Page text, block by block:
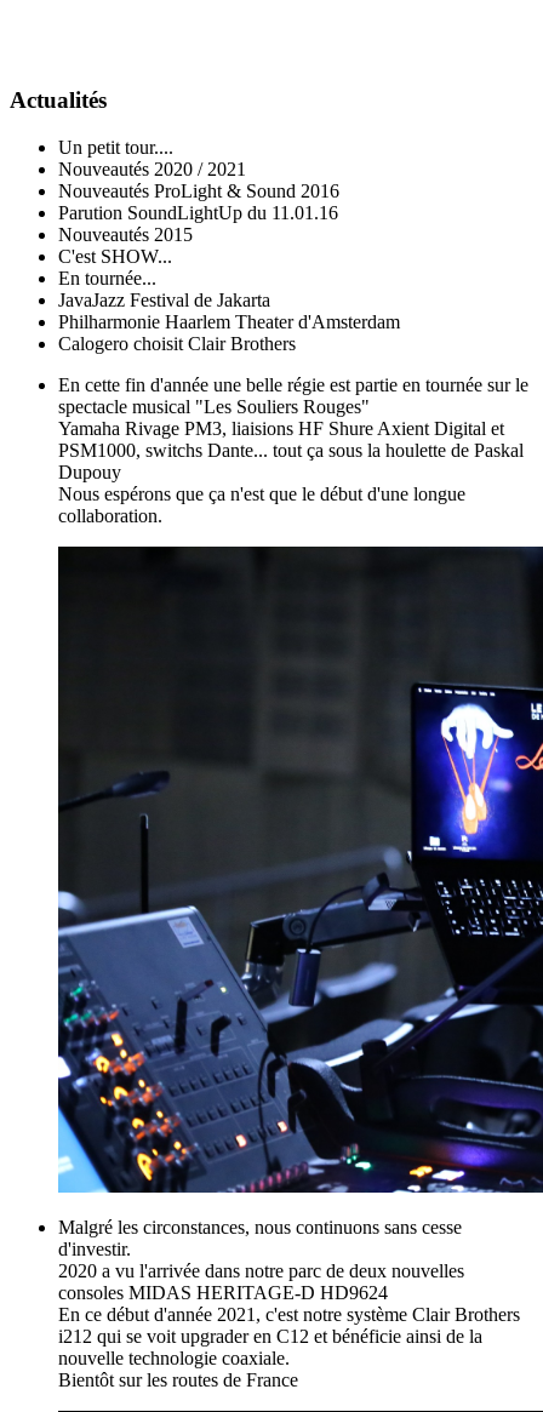
Actualités
Un petit tour....
Nouveautés 2020 / 2021
Nouveautés ProLight & Sound 2016
Parution SoundLightUp du 11.01.16
Nouveautés 2015
C'est SHOW...
En tournée...
JavaJazz Festival de Jakarta
Philharmonie Haarlem Theater d'Amsterdam
Calogero choisit Clair Brothers
En cette fin d'année une belle régie est partie en tournée sur le
spectacle musical "Les Souliers Rouges"
Yamaha Rivage PM3, liaisions HF Shure Axient Digital et
PSM1000, switchs Dante... tout ça sous la houlette de Paskal
Dupouy
Nous espérons que ça n'est que le début d'une longue
collaboration.
Malgré les circonstances, nous continuons sans cesse
d'investir.
2020 a vu l'arrivée dans notre parc de deux nouvelles
consoles MIDAS HERITAGE-D HD9624
En ce début d'année 2021, c'est notre système Clair Brothers
i212 qui se voit upgrader en C12 et bénéficie ainsi de la
nouvelle technologie coaxiale.
Bientôt sur les routes de France